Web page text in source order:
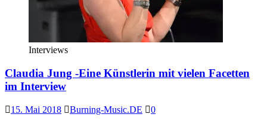
Interviews
Claudia Jung -Eine Künstlerin mit vielen Facetten
im Interview
15. Mai 2018 Burning-Music.DE
0